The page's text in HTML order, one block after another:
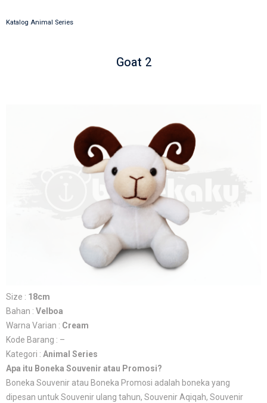
Katalog Animal Series
Goat 2
Size : 18cm
Bahan : Velboa
Warna Varian : Cream
Kode Barang : –
Kategori : Animal Series
Apa itu Boneka Souvenir atau Promosi?
Boneka Souvenir atau Boneka Promosi adalah boneka yang
dipesan untuk Souvenir ulang tahun, Souvenir Aqiqah, Souvenir